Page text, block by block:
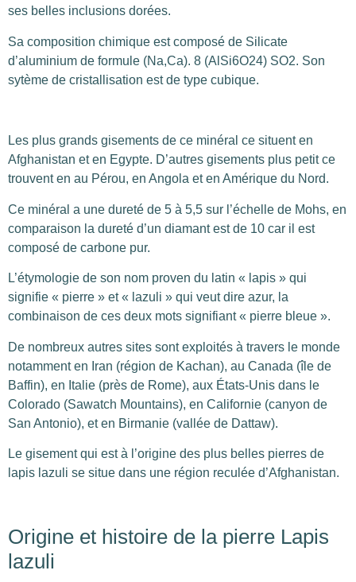
ses belles inclusions dorées.
Sa composition chimique est composé de Silicate
d’aluminium de formule (Na,Ca). 8 (AlSi6O24) SO2. Son
sytème de cristallisation est de type cubique.
Les plus grands gisements de ce minéral ce situent en
Afghanistan et en Egypte. D’autres gisements plus petit ce
trouvent en au Pérou, en Angola et en Amérique du Nord.
Ce minéral a une dureté de 5 à 5,5 sur l’échelle de Mohs, en
comparaison la dureté d’un diamant est de 10 car il est
composé de carbone pur.
L’étymologie de son nom proven du latin « lapis » qui
signifie « pierre » et « lazuli » qui veut dire azur, la
combinaison de ces deux mots signifiant « pierre bleue ».
De nombreux autres sites sont exploités à travers le monde
notamment en Iran (région de Kachan), au Canada (île de
Baffin), en Italie (près de Rome), aux États-Unis dans le
Colorado (Sawatch Mountains), en Californie (canyon de
San Antonio), et en Birmanie (vallée de Dattaw).
Le gisement qui est à l’origine des plus belles pierres de
lapis lazuli se situe dans une région reculée d’Afghanistan.
Origine et histoire de la pierre Lapis
lazuli